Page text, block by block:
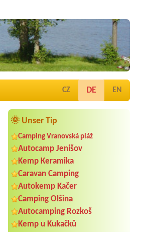
CZ DE EN
🌞 Unser Tip
Camping Vranovská pláž
Autocamp Jenišov
Kemp Keramika
Caravan Camping
Autokemp Kačer
Camping Olšina
Autocamping Rozkoš
Kemp u Kukačků